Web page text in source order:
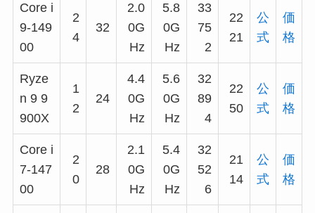
Core i
9-149
00
2
4
32
2.0
0G
Hz
5.8
0G
Hz
33
75
2
22
21
公
式
価
格
Ryze
n 9 9
900X
1
2
24
4.4
0G
Hz
5.6
0G
Hz
32
89
4
22
50
公
式
価
格
Core i
7-147
00
2
0
28
2.1
0G
Hz
5.4
0G
Hz
32
52
6
21
14
公
式
価
格